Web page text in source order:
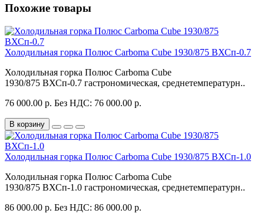
Похожие товары
Холодильная горка Полюс Carboma Cube 1930/875 ВХСп-0.7
Холодильная горка Полюс Carboma Cube
1930/875 ВХСп-0.7 гастрономическая, среднетемпературн..
76 000.00 р. Без НДС: 76 000.00 р.
В корзину
Холодильная горка Полюс Carboma Cube 1930/875 ВХСп-1.0
Холодильная горка Полюс Carboma Cube
1930/875 ВХСп-1.0 гастрономическая, среднетемпературн..
86 000.00 р. Без НДС: 86 000.00 р.